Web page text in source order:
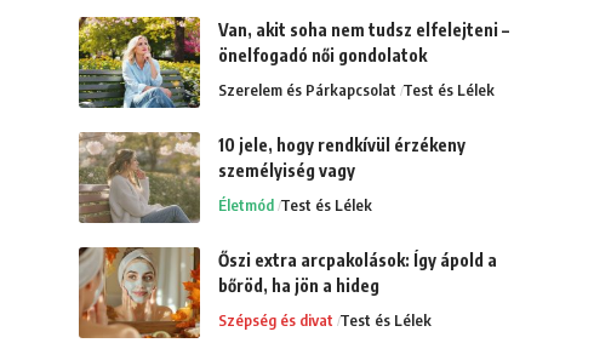
Van, akit soha nem tudsz elfelejteni –
önelfogadó női gondolatok
Szerelem és Párkapcsolat Test és Lélek
10 jele, hogy rendkívül érzékeny
személyiség vagy
Életmód Test és Lélek
Őszi extra arcpakolások: Így ápold a
bőröd, ha jön a hideg
Szépség és divat Test és Lélek